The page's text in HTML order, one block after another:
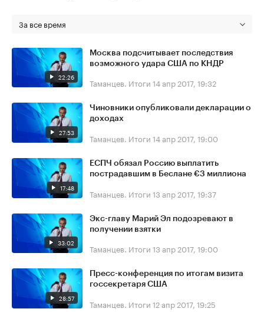
За все время
22:26
Москва подсчитывает последствия
возможного удара США по КНДР
Таманцев. Итоги 14 апр 2017, 19:32
27:53
Чиновники опубликовали декларации о
доходах
Таманцев. Итоги 14 апр 2017, 19:00
17:48
ЕСПЧ обязал Россию выплатить
пострадавшим в Беслане €3 миллиона
Таманцев. Итоги 13 апр 2017, 19:37
33:02
Экс-главу Марий Эл подозревают в
получении взятки
Таманцев. Итоги 13 апр 2017, 19:00
28:57
Пресс-конференция по итогам визита
госсекретаря США
Таманцев. Итоги 12 апр 2017, 19:25